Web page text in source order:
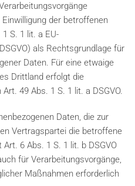
der betroffenen
S. 1 lit. a EU-
als Rechtsgrundlage für
Daten. Für eine etwaige
Drittland erfolgt die
49 Abs. 1 S. 1 lit. a DSGVO.
Daten, die zur
Vertragspartei die betroffene
6 Abs. 1 S. 1 lit. b DSGVO
für Verarbeitungsvorgänge,
Maßnahmen erforderlich